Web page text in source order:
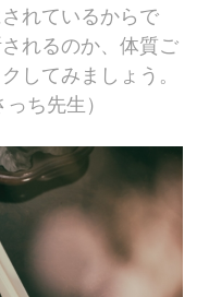
れているからで
れるのか、体質ご
してみましょう。
っち先生）